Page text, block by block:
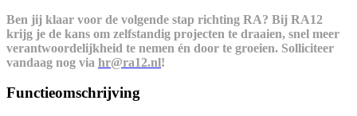
Ben jij klaar voor de volgende stap richting RA? Bij RA12
krijg je de kans om zelfstandig projecten te draaien, snel meer
verantwoordelijkheid te nemen én door te groeien. Solliciteer
vandaag nog via hr@ra12.nl!
Functieomschrijving